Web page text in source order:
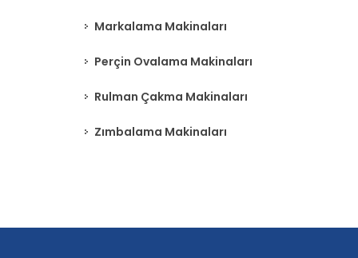
Markalama Makinaları
Perçin Ovalama Makinaları
Rulman Çakma Makinaları
Zımbalama Makinaları